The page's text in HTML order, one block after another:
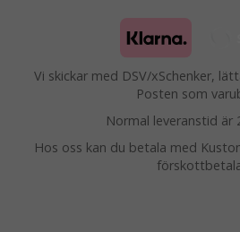
Vi skickar med DSV/xSchenker,
Posten som
Normal leveranstid är
Hos oss kan du betala med